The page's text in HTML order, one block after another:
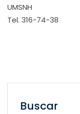
UMSNH
Tel. 316-74-38
Buscar